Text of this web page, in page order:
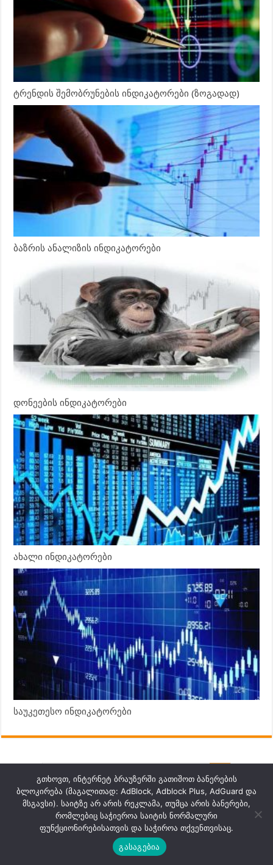
ტრენდის შემობრუნების ინდიკატორები (ზოგადად)
ბაზრის ანალიზის ინდიკატორები
დონეების ინდიკატორები
ახალი ინდიკატორები
საუკეთესო ინდიკატორები
ახალი სტატიების ელექტრონულ ფოსტაზე
მისაღებად, ველებში ჩაწერეთ თქვენი სახელი
გთხოვთ, ინტერნეტ ბრაუზერში გათიშოთ ბანერების
ბლოკირება (მაგალითად: AdBlock, Adblock Plus, AdGuard და
მსგავსი). საიტზე არ არის რეკლამა, თუმცა არის ბანერები,
რომლებიც საჭიეროა საიტის ნორმალური
ფუნქციონირებისათვის და საჭიროა თქვენთვისაც.
გასაგებია